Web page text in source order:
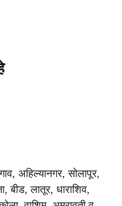
अहिल्यानगर, सोलापूर,
बीड, लातूर, धाराशिव,